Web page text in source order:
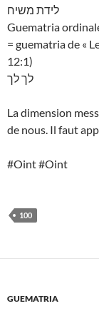
לידת משיח
Guematria
= guematria de «
12:1)
לך לך
La dimension
de nous. Il faut
#Oint #Oint
100
GUEMATRIA